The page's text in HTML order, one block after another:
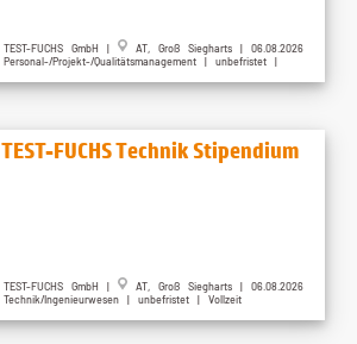
TEST-FUCHS GmbH |
AT, Groß Siegharts | 06.08.2026
Personal-/Projekt-/Qualitätsmanagement | unbefristet |
TEST-FUCHS Technik Stipendium
TEST-FUCHS GmbH |
AT, Groß Siegharts | 06.08.2026
Technik/Ingenieurwesen | unbefristet | Vollzeit